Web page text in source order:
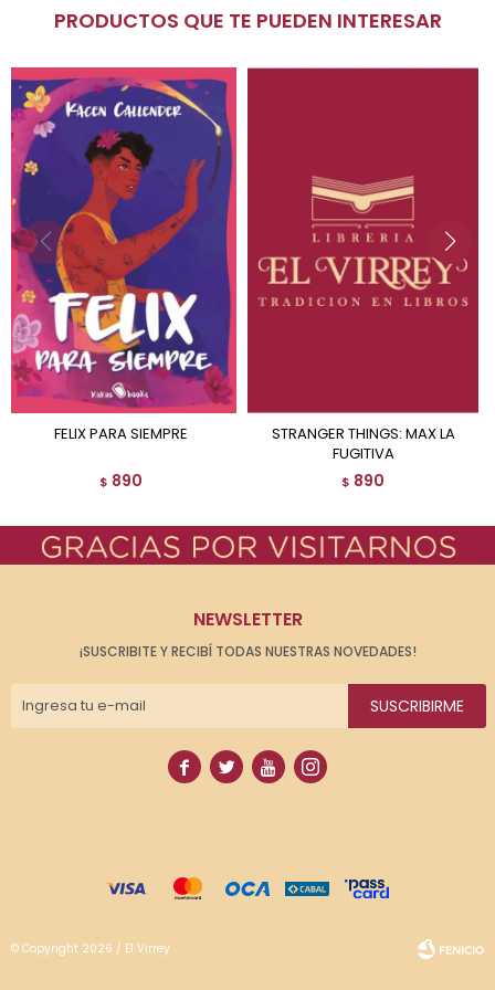
PRODUCTOS QUE TE PUEDEN INTERESAR
FELIX PARA SIEMPRE
$ 890
STRANGER THINGS: MAX LA
FUGITIVA
$ 890
NEWSLETTER
¡SUSCRIBITE Y RECIBÍ TODAS NUESTRAS NOVEDADES!
SUSCRIBIRME
   
© Copyright 2026 / El Virrey